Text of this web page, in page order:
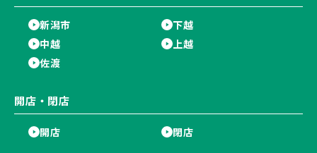
新潟市
下越
中越
上越
佐渡
開店・閉店
開店 閉店